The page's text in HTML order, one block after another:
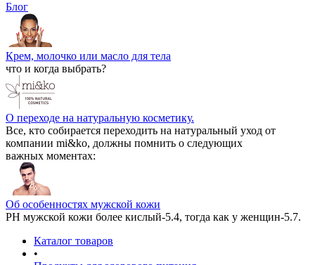
Блог
Крем, молочко или масло для тела
что и когда выбрать?
О переходе на натуральную косметику.
Все, кто собирается переходить на натуральный уход от
компании mi&ko, должны помнить о следующих
важных моментах:
Об особенностях мужской кожи
РН мужской кожи более кислый-5.4, тогда как у женщин-5.7.
Каталог товаров
•